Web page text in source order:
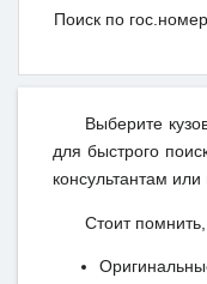
Поиск по
Выберите
для быстрого
консультантам
Стоит